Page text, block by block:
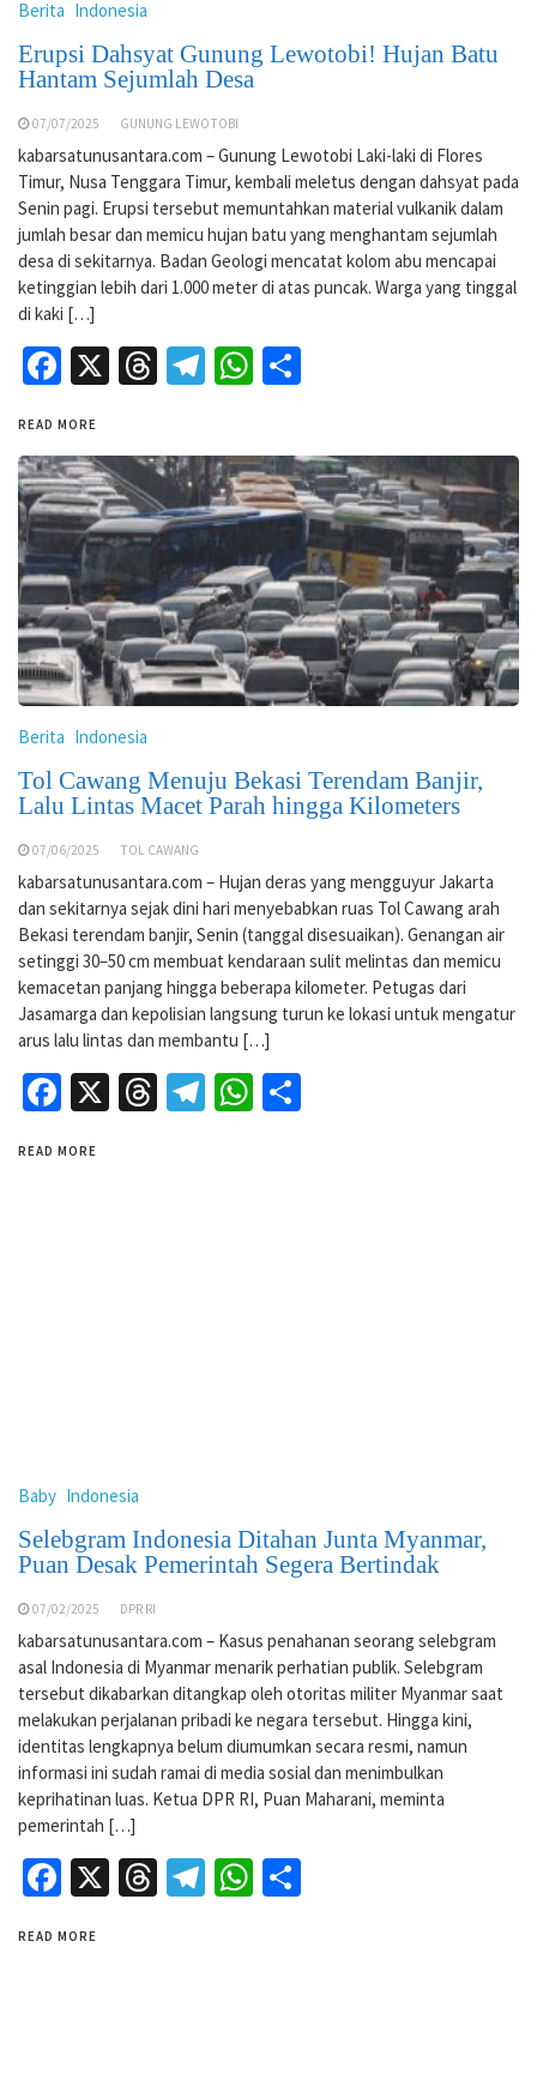
Berita Indonesia
Erupsi Dahsyat Gunung Lewotobi! Hujan Batu
Hantam Sejumlah Desa
07/07/2025 GUNUNG LEWOTOBI
kabarsatunusantara.com – Gunung Lewotobi Laki-laki di Flores
Timur, Nusa Tenggara Timur, kembali meletus dengan dahsyat pada
Senin pagi. Erupsi tersebut memuntahkan material vulkanik dalam
jumlah besar dan memicu hujan batu yang menghantam sejumlah
desa di sekitarnya. Badan Geologi mencatat kolom abu mencapai
ketinggian lebih dari 1.000 meter di atas puncak. Warga yang tinggal
di kaki […]
Facebook
X Threads
Telegram
WhatsApp
READ MORE
Berita Indonesia
Tol Cawang Menuju Bekasi Terendam Banjir,
Lalu Lintas Macet Parah hingga Kilometers
07/06/2025 TOL CAWANG
kabarsatunusantara.com – Hujan deras yang mengguyur Jakarta
dan sekitarnya sejak dini hari menyebabkan ruas Tol Cawang arah
Bekasi terendam banjir, Senin (tanggal disesuaikan). Genangan air
setinggi 30–50 cm membuat kendaraan sulit melintas dan memicu
kemacetan panjang hingga beberapa kilometer. Petugas dari
Jasamarga dan kepolisian langsung turun ke lokasi untuk mengatur
arus lalu lintas dan membantu […]
Facebook
X Threads
Telegram
WhatsApp
READ MORE
Baby Indonesia
Selebgram Indonesia Ditahan Junta Myanmar,
Puan Desak Pemerintah Segera Bertindak
07/02/2025 DPR RI
kabarsatunusantara.com – Kasus penahanan seorang selebgram
asal Indonesia di Myanmar menarik perhatian publik. Selebgram
tersebut dikabarkan ditangkap oleh otoritas militer Myanmar saat
melakukan perjalanan pribadi ke negara tersebut. Hingga kini,
identitas lengkapnya belum diumumkan secara resmi, namun
informasi ini sudah ramai di media sosial dan menimbulkan
keprihatinan luas. Ketua DPR RI, Puan Maharani, meminta
pemerintah […]
Facebook
X Threads
Telegram
WhatsApp
READ MORE